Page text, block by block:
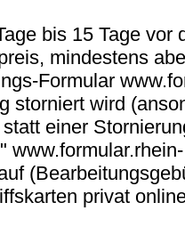
bis 15 Tage vor
mindestens
Formular
storniert wird
einer
www.formular.rhein-
privat